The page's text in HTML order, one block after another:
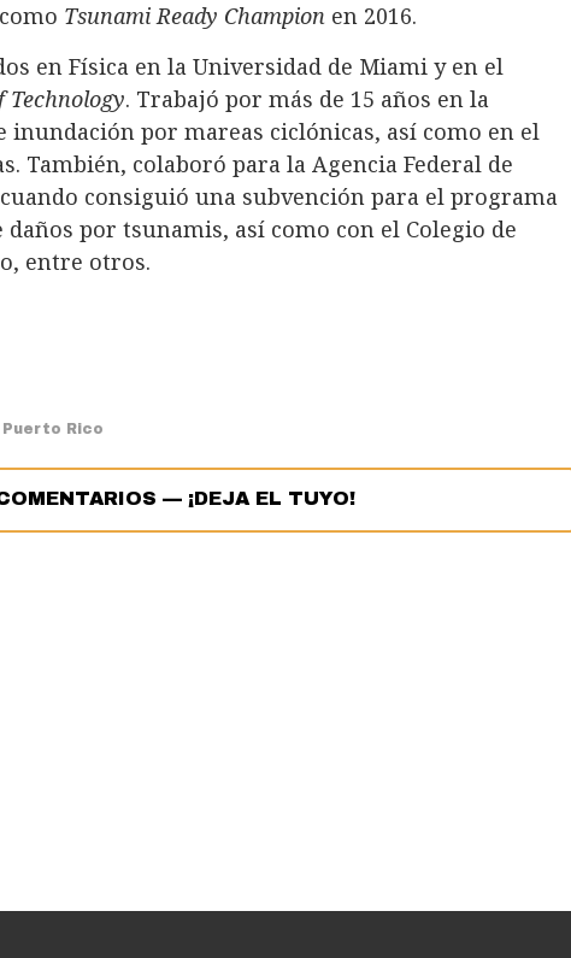
Tsunami Ready Champion en 2016.
en Física en la Universidad de Miami y en el
. Trabajó por más de 15 años en la
inundación por mareas ciclónicas, así como en el
También, colaboró para la Agencia Federal de
consiguió una subvención para el programa
por tsunamis, así como con el Colegio de
entre otros.
Rico
— ¡DEJA EL TUYO!